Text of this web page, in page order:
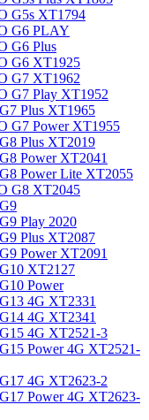
G5s XT1794
G6 PLAY
G6 Plus
G6 XT1925
G7 XT1962
G7 Play XT1952
Plus XT1965
G7 Power XT1955
Plus XT2019
Power XT2041
Power Lite XT2055
G8 XT2045
Play 2020
Plus XT2087
Power XT2091
XT2127
Power
4G XT2331
4G XT2341
4G XT2521-3
Power 4G XT2521-
4G XT2623-2
Power 4G XT2623-